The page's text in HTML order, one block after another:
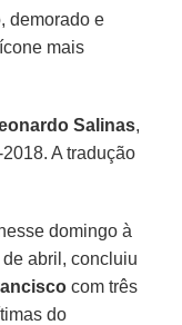
demorado e
mais
Salinas,
A tradução
domingo à
abril, concluiu
com três
do